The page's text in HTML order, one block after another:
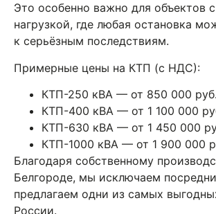
Это особенно важно для объектов
нагрузкой, где любая остановка
к серьёзным последствиям.
Примерные цены на КТП (с НДС):
КТП-250 кВА — от 850 000
КТП-400 кВА — от 1 100 000
КТП-630 кВА — от 1 450 000
КТП-1000 кВА — от 1 900 000
Благодаря собственному
Белгороде, мы исключаем
предлагаем одни из самых
России.